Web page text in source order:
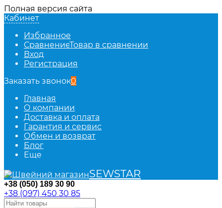
Полная версия сайта
Кабинет
Избранное
СравнениеТовар в сравнении
Вход
Регистрация
Заказать звонок0
Главная
О компании
Доставка и оплата
Гарантия и сервис
Обмен и возврат
Блог
Еще
SEWSTAR
+38 (050) 189 30 90
+38 (097) 450 30 85